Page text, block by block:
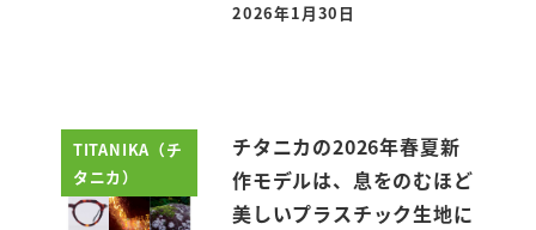
投稿日
2026年1月30日
TITANIKA（チ
タニカ）
チタニカの2026年春夏新
作モデルは、息をのむほど
美しいプラスチック生地に